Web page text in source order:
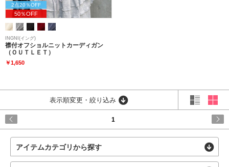
2点20％OFF
50％OFF
INGNI(イング)
襟付オフショルニットカーディガン
（ＯＵＴＬＥＴ）
￥1,650
表示順変更・絞り込み
1
アイテムカテゴリから探す